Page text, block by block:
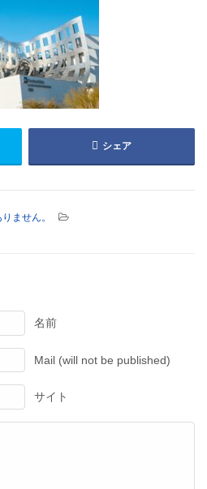
シェア
ません。
名前
Mail (will not be published)
サイト